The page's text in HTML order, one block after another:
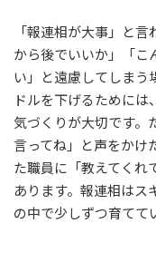
「報連相が大事」と
から後でいいか」「こ
い」と遠慮してしまう
ドルを下げるために
気づくりが大切です。
言ってね」と声をかけ
た職員に「教えてくれ
あります。報連相はス
の中で少しずつ育てて